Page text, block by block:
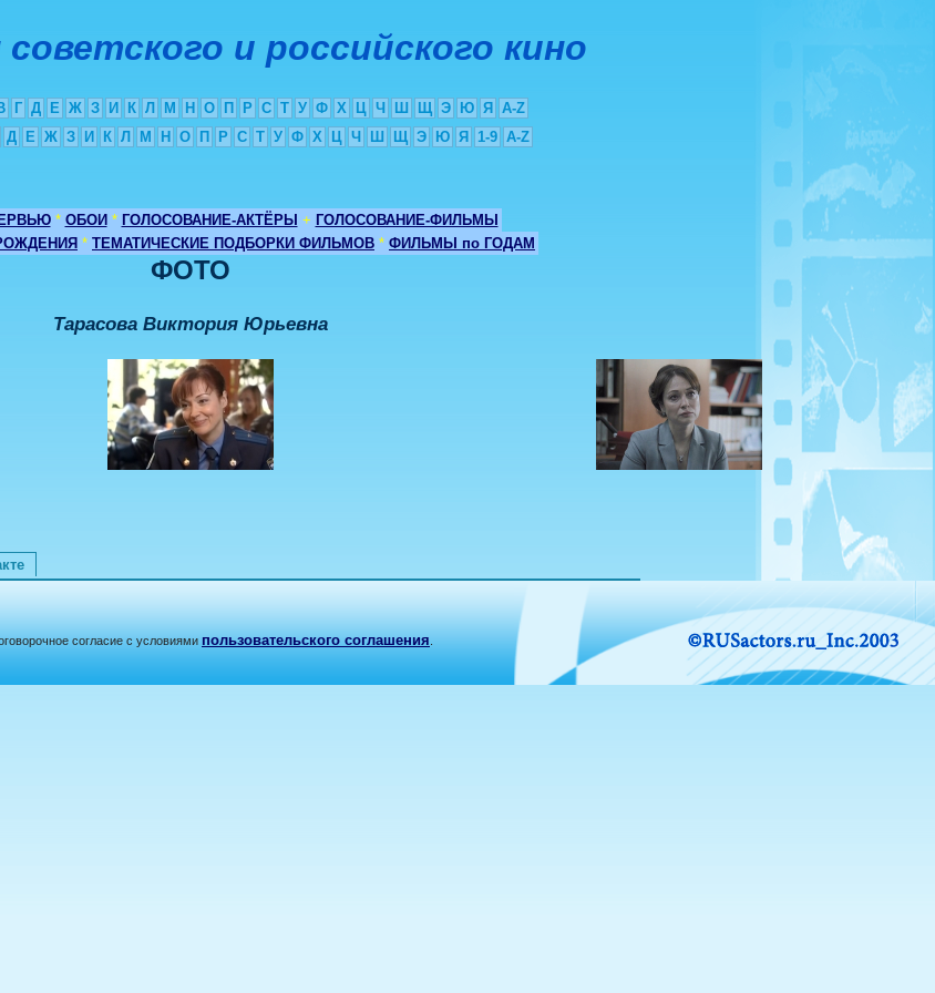
и российского кино
Г Д Е Ж З И К Л М Н О П Р С Т У Ф Х Ц Ч Ш Щ Э Ю Я
A-Z
Д Е Ж З И К Л М Н О П Р С Т У Ф Х Ц Ч Ш Щ Э Ю Я 1-9 A-Z
* ОБОИ * ГОЛОСОВАНИЕ-АКТЁРЫ + ГОЛОСОВАНИЕ-ФИЛЬМЫ
* ТЕМАТИЧЕСКИЕ ПОДБОРКИ ФИЛЬМОВ * ФИЛЬМЫ по ГОДАМ
ФОТО
Тарасова Виктория Юрьевна
согласие с условиями пользовательского соглашения